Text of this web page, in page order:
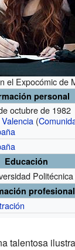
el Expocómic de
personal
octubre de 1982
Valencia (
Educación
profesional
talentosa